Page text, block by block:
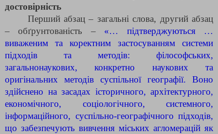
достовірність
Перший абзац – загальні слова, другий абзац
– обґрунтованість – «… підтверджуються …
виваженим та коректним застосуванням системи
підходів та методів: філософських,
загальнонаукових, конкретно наукових та
оригінальних методів суспільної географії. Воно
здійснено на засадах історичного, архітектурного,
економічного, соціологічного, системного,
інформаційного, суспільно-географічного підходів,
що забезпечують вивчення міських агломерацій як